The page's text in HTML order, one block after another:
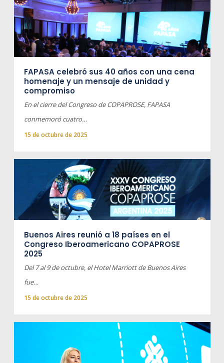
FAPASA celebró sus 40 años con una cena
homenaje y un mensaje de unidad y
compromiso
En el cierre del Congreso de COPAPROSE, FAPASA
conmemoró cuatro…
15 de octubre de 2025
Buenos Aires reunió a 18 países en el
Congreso Iberoamericano COPAPROSE
2025
Del 7 al 9 de octubre, el Hotel Marriott de Buenos Aires
fue…
15 de octubre de 2025